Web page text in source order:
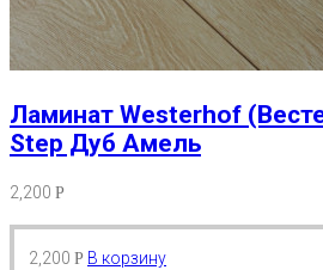
Ламинат Westerhof
Step Дуб Амель
2,200 Р
2,200 Р В корзину